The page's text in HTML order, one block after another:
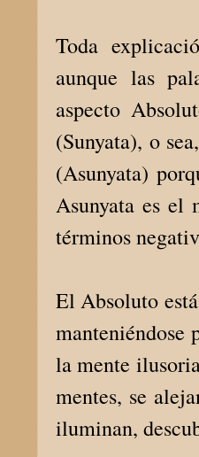
Toda
aunque las
aspecto
(Sunyata), o
(Asunyata)
Asunyata es el
términos
El Absoluto
manteniéndose
la mente
mentes, se
iluminan,